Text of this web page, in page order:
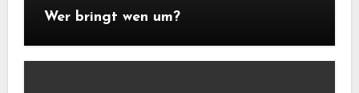
Wer bringt wen um?